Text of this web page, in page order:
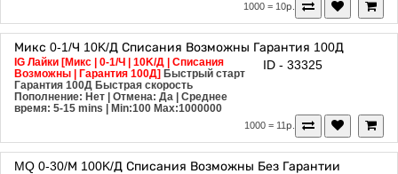
1000 = 10р.
Микс 0-1/Ч 10K/Д Списания Возможны Гарантия 100Д
IG Лайки [Микс | 0-1/Ч | 10K/Д | Списания
Возможны | Гарантия 100Д] Быстрый старт
Гарантия 100Д Быстрая скорость
Пополнение: Нет | Отмена: Да | Среднее
время: 5-15 mins
| Min:100 Max:1000000
ID - 33325
1000 = 11р.
MQ 0-30/М 100K/Д Списания Возможны Без Гарантии